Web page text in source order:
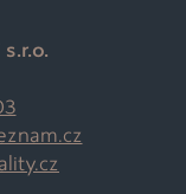
s.r.o.